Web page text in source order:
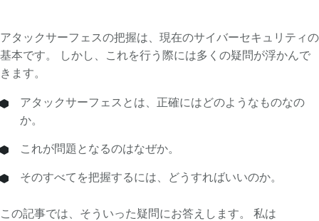
アタックサーフェスの把握は、現在のサイバーセキュリティの
基本です。 しかし、これを行う際には多くの疑問が浮かんで
きます。
アタックサーフェスとは、正確にはどのようなものなの
か。
これが問題となるのはなぜか。
そのすべてを把握するには、どうすればいいのか。
この記事では、そういった疑問にお答えします。 私は